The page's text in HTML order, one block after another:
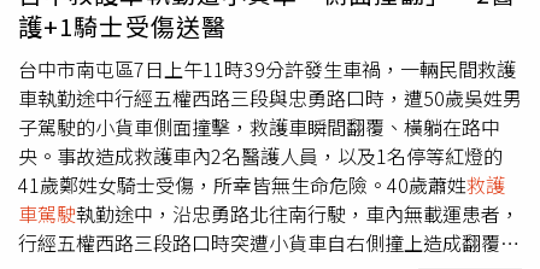
裝扮瞬間吸引眾人目光，甚至讓不少人誤以為真的撞見「女
鬼」，醫院內一度掀起騷動。事後，這名女學生也親自在貼
文留言，自嘲表示「沒想到自己會在這個時候肚子痛，更沒
想到是在這種情況下被送醫。」消息曝光後，許多網友紛紛
留言「看到真的會嚇一跳」、「救護人員辛苦了」、「幸好
是白天，要是晚上真的會以為鬧鬼」。隨後，救援隊再度更
新影片，只見女學生已完成治療，手提藥袋、面帶笑容準備
返家，並寫下「她平安了，領完藥回家囉」。
護+1騎士受傷送醫
台中市南屯區7日上午11時39分許發生車禍，一輛民間救護
車執勤途中行經五權西路三段與忠勇路口時，遭50歲吳姓男
子駕駛的小貨車側面撞擊，救護車瞬間翻覆、橫躺在路中
央。事故造成救護車內2名醫護人員，以及1名停等紅燈的
41歲鄭姓女騎士受傷，所幸皆無生命危險。40歲蕭姓救護
車駕駛執勤途中，沿忠勇路北往南行駛，車內無載運患者，
行經五權西路三段路口時突遭小貨車自右側撞上造成翻覆，